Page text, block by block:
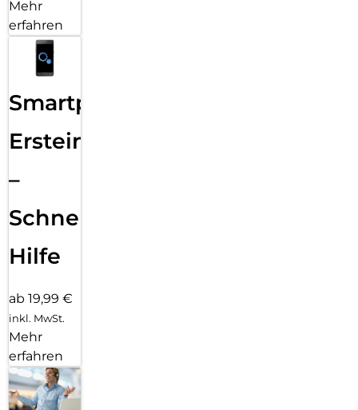
Mehr
erfahren
Smartphone
Ersteinrichtung
–
Schnelle
Hilfe
ab 19,99 €
inkl. MwSt.
Mehr
erfahren